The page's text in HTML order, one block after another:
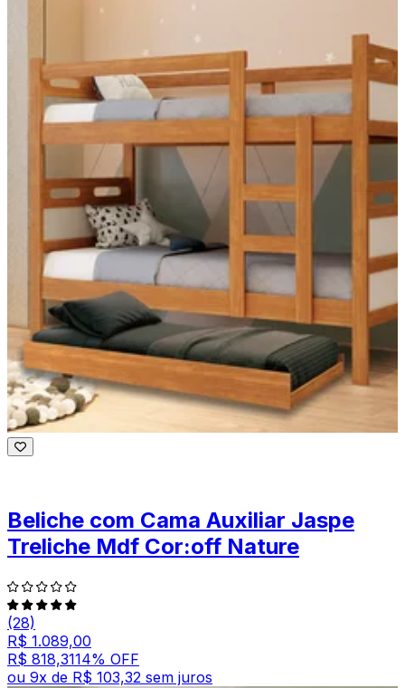
Beliche com Cama Auxiliar Jaspe
Treliche Mdf Cor:off Nature
(28)
R$ 1.089,00
R$ 818,3114% OFF
ou 9x de R$ 103,32 sem juros